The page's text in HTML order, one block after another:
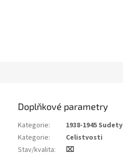
Doplňkové parametry
Kategorie:
1938-1945 Sudety
Kategorie:
Celistvosti
Stav/kvalita:
⌧︎